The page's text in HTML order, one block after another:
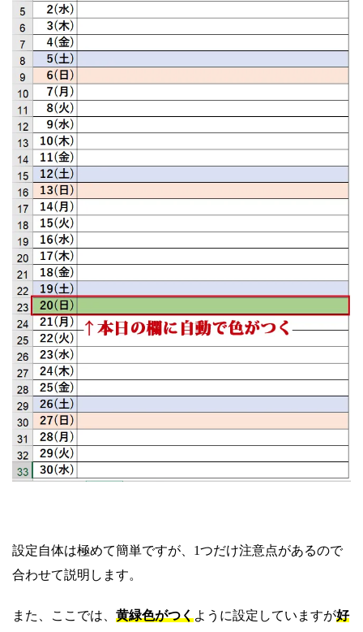
設定自体は極めて簡単ですが、1つだけ注意点があるので
合わせて説明します。
また、ここでは、 黄緑色がつくように設定していますが好